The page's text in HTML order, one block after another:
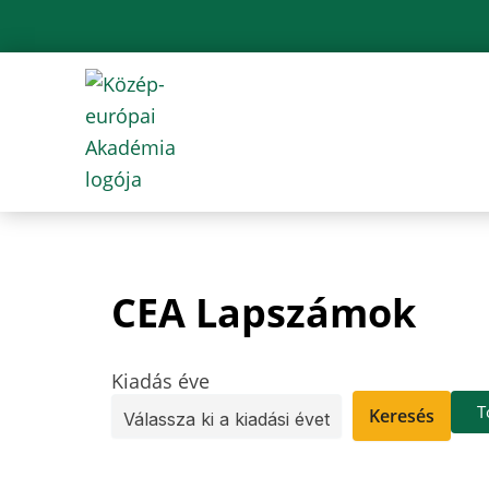
to
CEA Lapszámok
Kiadás éve
Keresés